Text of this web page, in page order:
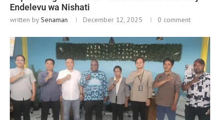
Endelevu wa Nishati
written bySenaman December 12, 2025 0 comment